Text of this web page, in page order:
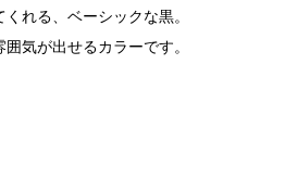
れる、ベーシックな黒。
気が出せるカラーです。